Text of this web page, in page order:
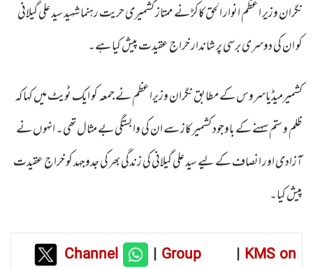
نگران وزیر اعظم انوار الحق کاکڑ نے ممتاز کشمیری حریت رہنما شہید سید علی گیلانی
کو ان کی دوسری برسی پر شاندار خراج عقیدت پیش کیا ہے۔
کشمیرمیڈیاسروس کے مطابق نگران وزیراعظم نے جمعہ کو ایک ٹویٹ میں کہا کہ
ظلم و ستم سہنے کے باوجود کشمیر کاز سے ان کی وابستگی بے مثال تھی۔ انہوں نے
آزادی اور انصاف کے لیے سید علی گیلانی کی زندگی بھر کی جدوجہد کو خراج عقیدت
پیش کیا۔
Channel |Group | KMS on